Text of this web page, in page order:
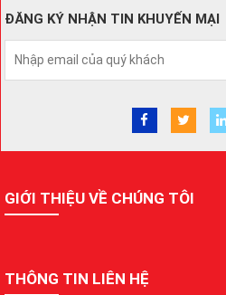
ĐĂNG KÝ NHẬN TIN KHUYẾN MẠI
GIỚI THIỆU VỀ CHÚNG TÔI
THÔNG TIN LIÊN HỆ